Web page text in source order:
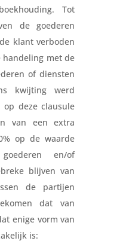
Tot
de goederen
klant verboden
handeling met de
of diensten
kwijting werd
op deze clausule
van een extra
op de waarde
en/of
blijven van
de partijen
dat van
enige vorm van
is: